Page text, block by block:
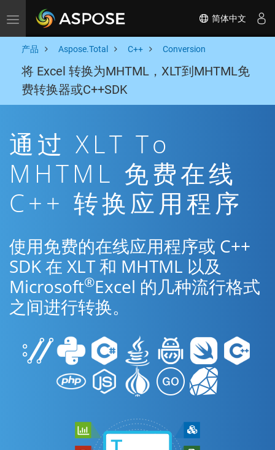
Toggle navigation 简体中文
产品 Aspose.Total C++ Conversion
将 Excel 转换为MHTML，XLT到MHTML免
费转换器或C++SDK
通过 XLT To
MHTML 免费在线
C++ 转换应用程序
使用免费的在线应用程序或 C++
SDK 在 XLT 和 MHTML 以及
Microsoft®Excel 的几种流行格式
之间进行转换。